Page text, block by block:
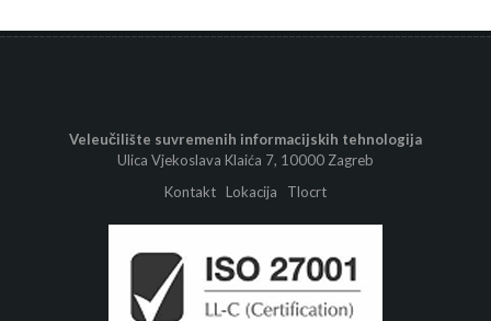
Veleučilište suvremenih informacijskih tehnologija
Ulica Vjekoslava Klaića 7, 10000 Zagreb
Kontakt Lokacija Tlocrt